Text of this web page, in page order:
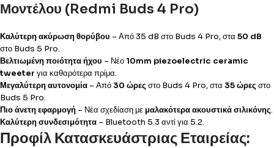
Μοντέλου (Redmi Buds 4 Pro)
Καλύτερη ακύρωση θορύβου – Από 35 dB στο Buds 4 Pro, στα 50 dB
στο Buds 5 Pro.
Βελτιωμένη ποιότητα ήχου – Νέο 10mm piezoelectric ceramic
tweeter για καθαρότερα πρίμα.
Μεγαλύτερη αυτονομία – Από 30 ώρες στο Buds 4 Pro, στα 35 ώρες στο
Buds 5 Pro.
Πιο άνετη εφαρμογή – Νέα σχεδίαση με μαλακότερα ακουστικά σιλικόνης.
Καλύτερη συνδεσιμότητα – Bluetooth 5.3 αντί για 5.2.
Προφίλ Κατασκευάστριας Εταιρείας: